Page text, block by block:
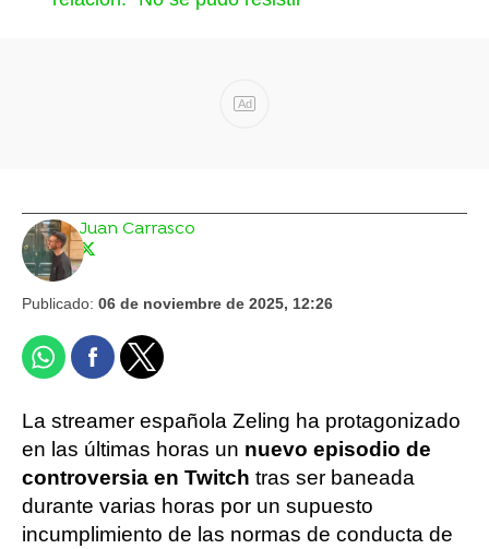
Ad
Juan Carrasco
Publicado: 06 de noviembre de 2025, 12:26
La streamer española Zeling ha protagonizado
en las últimas horas un nuevo episodio de
controversia en Twitch tras ser baneada
durante varias horas por un supuesto
incumplimiento de las normas de conducta de